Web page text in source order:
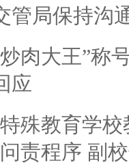
管局保持沟
肉大王”称
应
殊教育学
责程序 副